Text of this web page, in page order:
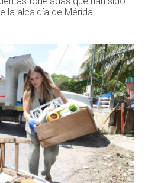
la alcaldía de Mérida.